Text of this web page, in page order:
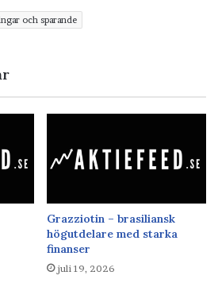
och sparande
Grazziotin – brasiliansk
högutdelare med starka
finanser
juli 19, 2026